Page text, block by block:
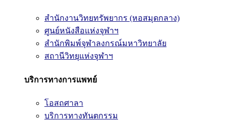
สำนักงานวิทยทรัพยากร (หอสมุดกลาง)
ศูนย์หนังสือแห่งจุฬาฯ
สำนักพิมพ์จุฬาลงกรณ์มหาวิทยาลัย
สถานีวิทยุแห่งจุฬาฯ
บริการทางการแพทย์
โอสถศาลา
บริการทางทันตกรรม